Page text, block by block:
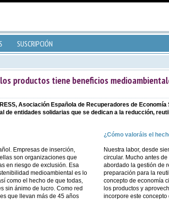
SUSCRIPCIÓN
productos tiene beneficios
Asociación Española de Recuperadores de
de entidades solidarias que se dedican a la reducción,
Empresas de inserción,
son organizaciones que
en riesgo de exclusión. Esa
medioambiental es lo
como el hecho de que todas,
sin ánimo de lucro. Como red
que llevan más de 45 años
¿Cómo valoráis el
Nuestra labor, desde
circular. Mucho antes
abordado la gestión de
preparación para la
concepto de economía
los productos y
incorpore este